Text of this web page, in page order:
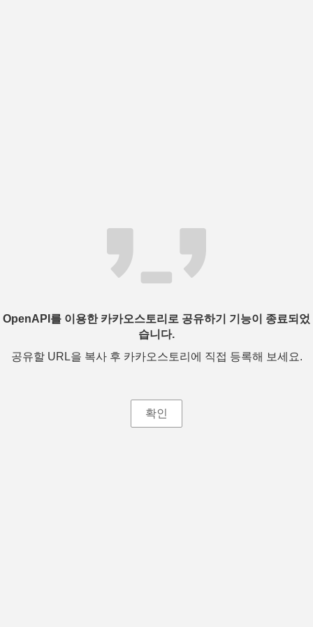
OpenAPI를 이용한 카카오스토리로 공유하기 기능이 종료되었
습니다.
공유할 URL을 복사 후 카카오스토리에 직접 등록해 보세요.
확인